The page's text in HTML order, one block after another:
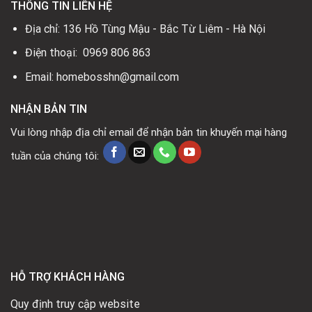
THÔNG TIN LIÊN HỆ
Địa chỉ: 136 Hồ Tùng Mậu - Bắc Từ Liêm - Hà Nội
Điện thoại: 0969 806 863
Email: homebosshn@gmail.com
NHẬN BẢN TIN
Vui lòng nhập địa chỉ email để nhận bản tin khuyến mại hàng
tuần của chúng tôi:
HỖ TRỢ KHÁCH HÀNG
Quy định truy cập website